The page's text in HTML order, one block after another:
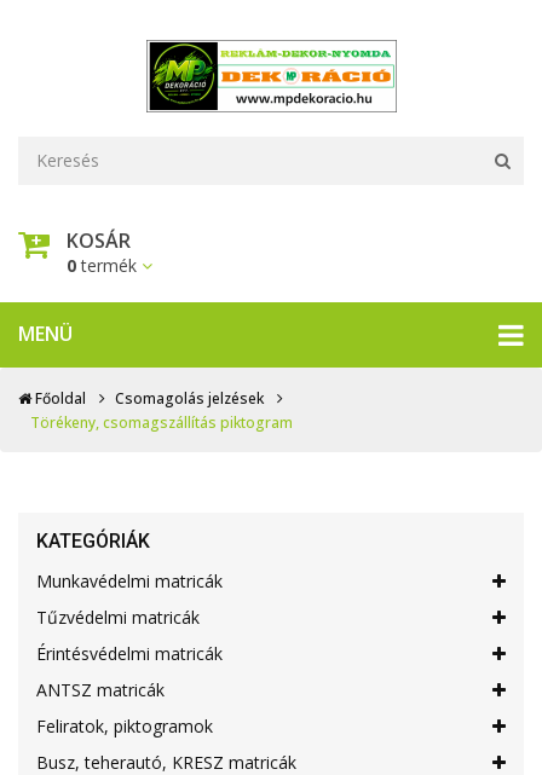
KOSÁR
0termék
MENÜ
Főoldal
Csomagolás jelzések
Törékeny, csomagszállítás piktogram
KATEGÓRIÁK
Munkavédelmi matricák
Tűzvédelmi matricák
Érintésvédelmi matricák
ANTSZ matricák
Feliratok, piktogramok
Busz, teherautó, KRESZ matricák